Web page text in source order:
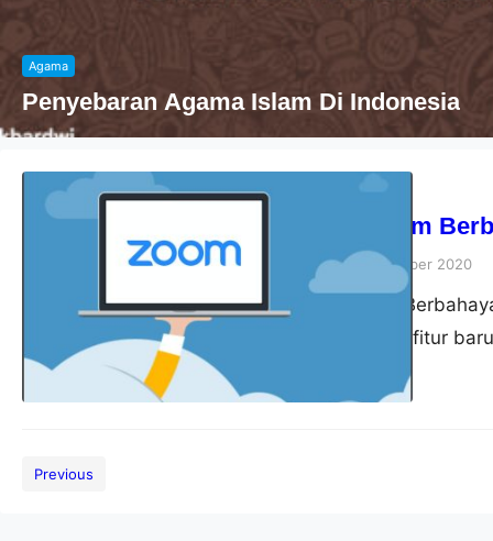
Agama
Penyebaran Agama Islam Di Indonesia
Apakah Zoom
akbardwi15 September 2020
Apakah Zoom
menambahkan fitur
aplikasinya yaitu
melindungi pengguna
Previous